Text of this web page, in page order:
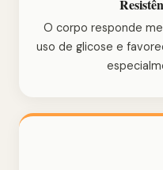
O corpo responde
uso de glicose e